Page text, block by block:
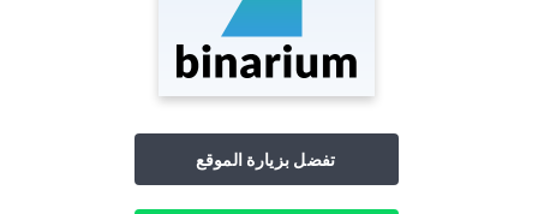
تفضل بزيارة الموقع